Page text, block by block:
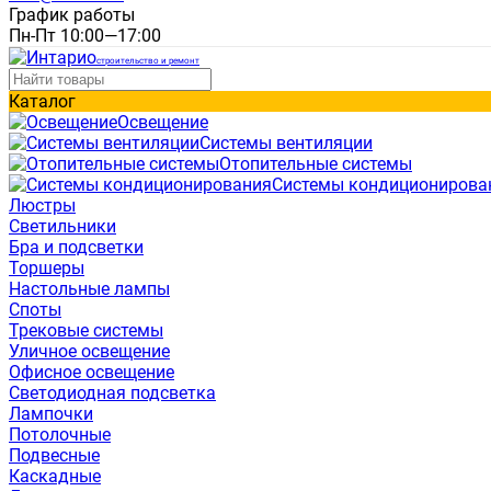
График работы
Пн-Пт 10:00—17:00
строительство и ремонт
Каталог
Освещение
Системы вентиляции
Отопительные системы
Системы
Люстры
Светильники
Бра и подсветки
Торшеры
Настольные лампы
Споты
Трековые системы
Уличное освещение
Офисное освещение
Светодиодная подсветка
Лампочки
Потолочные
Подвесные
Каскадные